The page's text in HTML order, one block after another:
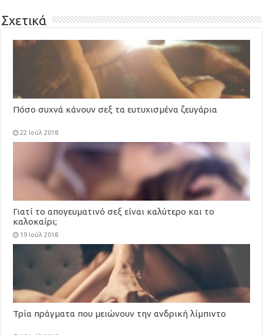
Σχετικά
Πόσο συχνά κάνουν σεξ τα ευτυχισμένα ζευγάρια
22 Ιούλ 2018
Γιατί το απογευματινό σεξ είναι καλύτερο και το
καλοκαίρι;
19 Ιούλ 2018
Τρία πράγματα που μειώνουν την ανδρική λίμπιντο